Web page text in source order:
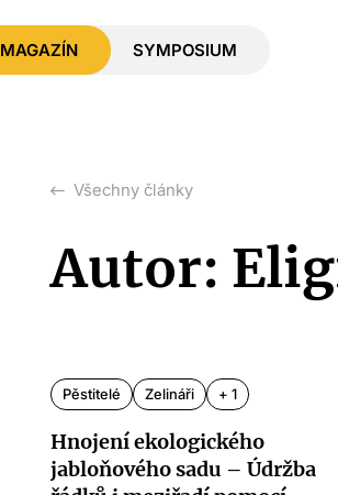
MAGAZÍN SYMPOSIUM
Všechny články
Autor:
Pěstitelé Zelináři + 1
Hnojení ekologického
jabloňového sadu – Údržba